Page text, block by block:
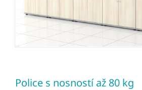
Police s nosností až 80 kg